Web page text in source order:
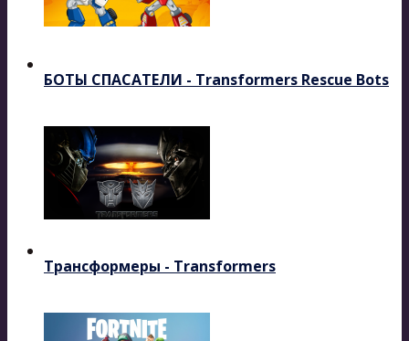
БОТЫ СПАСАТЕЛИ - Transformers Rescue Bots
Трансформеры - Transformers